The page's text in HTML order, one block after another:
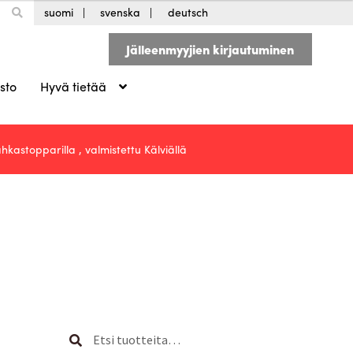
suomi svenska deutsch
Hyvä tietää
Jälleenmyyjien kirjautuminen
, valmistettu Kälviällä
Etsi:
Haku